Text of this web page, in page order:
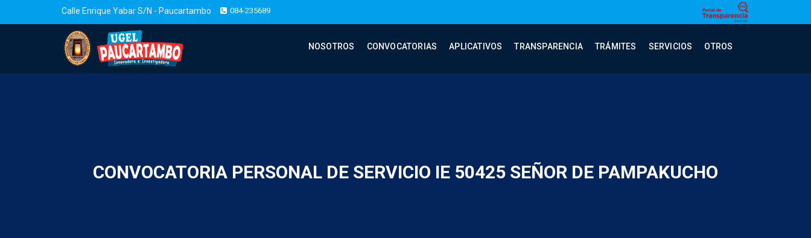
Calle Enrique Yabar S/N - Paucartambo 084-235689
NOSOTROS CONVOCATORIAS APLICATIVOS TRANSPARENCIA TRÁMITES SERVICIOS OTROS
CONVOCATORIA PERSONAL DE SERVICIO IE 50425 SEÑOR DE PAMPAKUCHO